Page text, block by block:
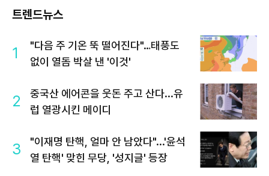
트렌드뉴스
1
"다음 주 기온 뚝 떨어진다"…태풍도
없이 열돔 박살 낸 '이것'
2
중국산 에어콘을 웃돈 주고 산다...유
럽 열광시킨 메이디
3
"이재명 탄핵, 얼마 안 남았다"...'윤석
열 탄핵' 맞힌 무당, '성지글' 등장